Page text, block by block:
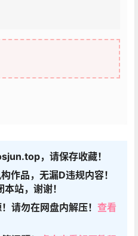
，请保存收藏！
作品，无漏D违规内容！
站，谢谢！
请勿在网盘内解压！ 查看